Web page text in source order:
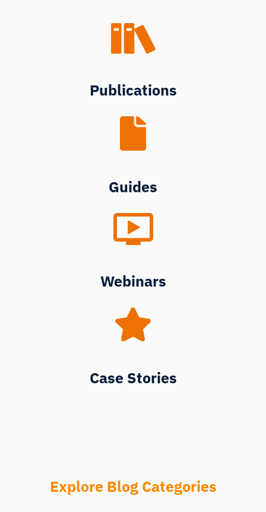
Publications
Guides
Webinars
Case Stories
Explore Blog Categories